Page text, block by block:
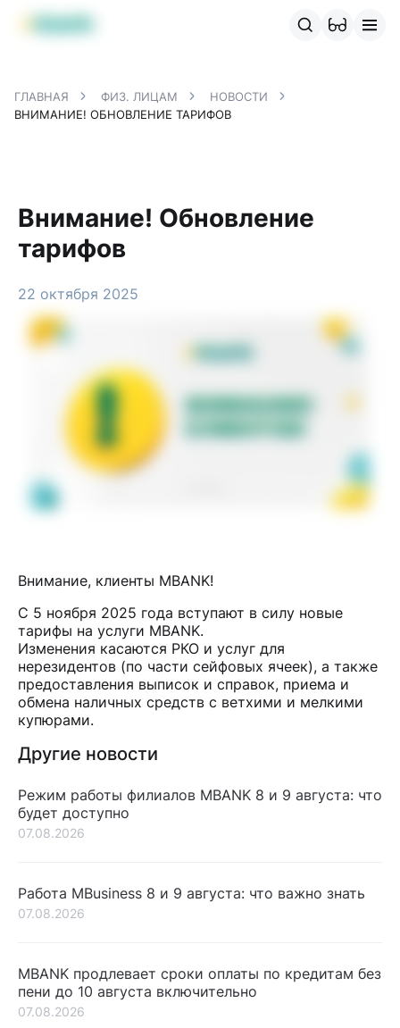
Продукты MBANK
ГЛАВНАЯ ФИЗ. ЛИЦАМ
НОВОСТИ
ВНИМАНИЕ! ОБНОВЛЕНИЕ ТАРИФОВ
Внимание! Обновление
тарифов
22 октября 2025
Внимание, клиенты MBANK!
С 5 ноября 2025 года вступают в силу новые
тарифы на услуги MBANK.
Изменения касаются РКО и услуг для
нерезидентов (по части сейфовых ячеек), а также
предоставления выписок и справок, приема и
обмена наличных средств с ветхими и мелкими
купюрами.
Другие новости
Режим работы филиалов MBANK 8 и 9 августа: что
будет доступно
07.08.2026
Работа MBusiness 8 и 9 августа: что важно знать
07.08.2026
MBANK продлевает сроки оплаты по кредитам без
пени до 10 августа включительно
07.08.2026